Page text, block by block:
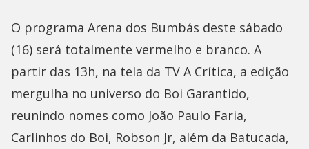
O programa Arena dos Bumbás deste sábado
(16) será totalmente vermelho e branco. A
partir das 13h, na tela da TV A Crítica, a edição
mergulha no universo do Boi Garantido,
reunindo nomes como João Paulo Faria,
Carlinhos do Boi, Robson Jr, além da Batucada,